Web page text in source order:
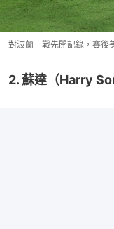
對波蘭一戰先開記錄，賽後
2. 蘇達（Harry